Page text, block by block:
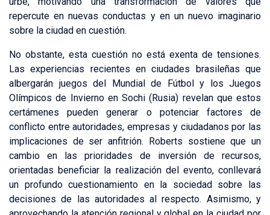
repercute en nuevas conductas y en un nuevo imaginario
sobre la ciudad en cuestión.
No obstante, esta cuestión no está exenta de tensiones.
Las experiencias recientes en ciudades brasileñas que
albergarán juegos del Mundial de Fútbol y los Juegos
Olímpicos de Invierno en Sochi (Rusia) revelan que estos
certámenes pueden generar o potenciar factores de
conflicto entre autoridades, empresas y ciudadanos por las
implicaciones de ser anfitrión. Roberts sostiene que un
cambio en las prioridades de inversión de recursos,
orientadas beneficiar la realización del evento, conllevará
un profundo cuestionamiento en la sociedad sobre las
decisiones de las autoridades al respecto. Asimismo, y